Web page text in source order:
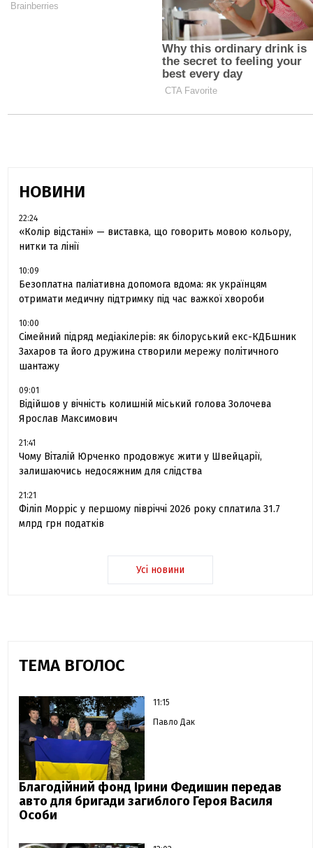
НОВИНИ
22:24
«Колір відстані» — виставка, що говорить мовою кольору,
нитки та лінії
10:09
Безоплатна паліативна допомога вдома: як українцям
отримати медичну підтримку під час важкої хвороби
10:00
Сімейний підряд медіакілерів: як білоруський екс-КДБшник
Захаров та його дружина створили мережу політичного
шантажу
09:01
Відійшов у вічність колишній міський голова Золочева
Ярослав Максимович
21:41
Чому Віталій Юрченко продовжує жити у Швейцарії,
залишаючись недосяжним для слідства
21:21
Філіп Морріс у першому півріччі 2026 року сплатила 31.7
млрд грн податків
Усі новини
ТЕМА ВГОЛОС
11:15
Павло Дак
Благодійний фонд Ірини Федишин передав
авто для бригади загиблого Героя Василя
Особи